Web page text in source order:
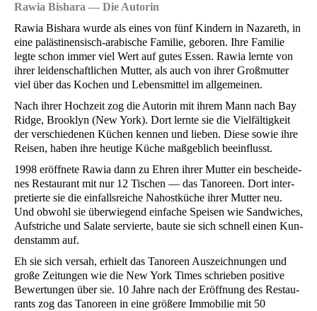
Rawia Bis­ha­ra — Die Autorin
Rawia Bis­ha­ra wur­de als eines von fünf Kin­dern in Naza­reth, in
eine paläs­ti­nen­sisch-ara­bi­sche Fami­lie, gebo­ren. Ihre Fami­lie
leg­te schon immer viel Wert auf gutes Essen. Rawia lern­te von
ihrer lei­den­schaft­li­chen Mut­ter, als auch von ihrer Groß­mutter
viel über das Kochen und Lebens­mit­tel im allgemeinen.
Nach ihrer Hoch­zeit zog die Autorin mit ihrem Mann nach Bay
Ridge, Brook­lyn (New York). Dort lern­te sie die Viel­fäl­tig­keit
der ver­schie­de­nen Küchen ken­nen und lie­ben. Die­se sowie ihre
Rei­sen, haben ihre heu­ti­ge Küche maß­geb­lich beeinflusst.
1998 eröff­ne­te Rawia dann zu Ehren ihrer Mut­ter ein beschei­de­
nes Restau­rant mit nur 12 Tischen — das Tan­oreen. Dort inter­
pre­tier­te sie die ein­falls­rei­che Nah­ost­kü­che ihrer Mut­ter neu.
Und obwohl sie über­wie­gend ein­fa­che Spei­sen wie Sand­wi­ches,
Auf­stri­che und Sala­te ser­vier­te, bau­te sie sich schnell einen Kun­
den­stamm auf.
Eh sie sich ver­sah, erhielt das Tan­oreen Aus­zeich­nun­gen und
gro­ße Zei­tun­gen wie die New York Times schrie­ben posi­ti­ve
Bewer­tun­gen über sie. 10 Jah­re nach der Eröff­nung des Restau­
rants zog das Tan­oreen in eine grö­ße­re Immo­bi­lie mit 50